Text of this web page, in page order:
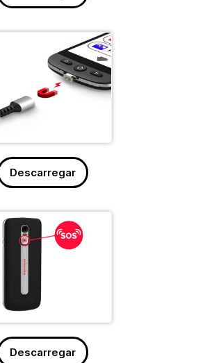
Descarregar
Descarregar